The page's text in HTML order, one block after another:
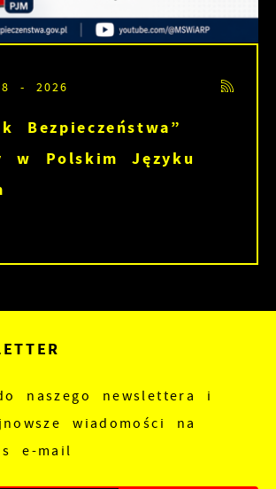
- 2026
Bezpieczeństwa”
w Polskim Języku
naszego newslettera i
wiadomości na
e-mail